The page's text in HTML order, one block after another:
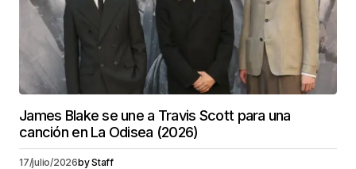
James Blake se une a Travis Scott para una
canción en La Odisea (2026)
17/julio/2026byStaff